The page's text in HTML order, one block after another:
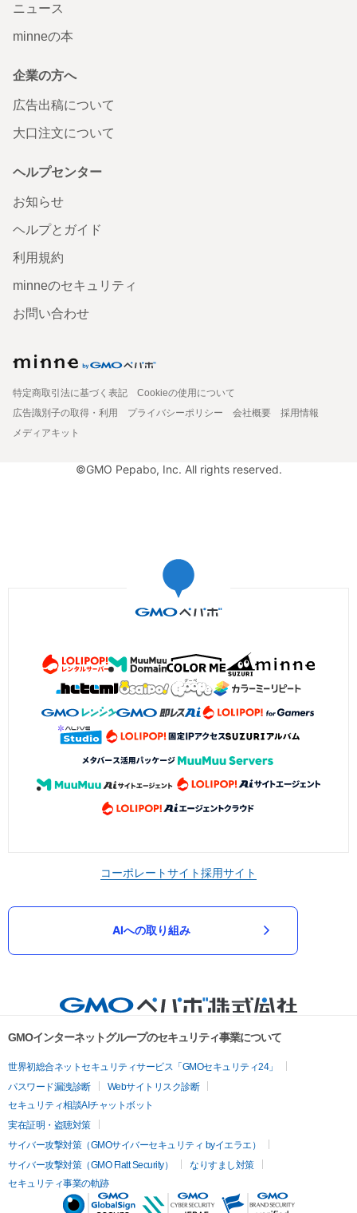
ニュース
minneの本
企業の方へ
広告出稿について
大口注文について
ヘルプセンター
お知らせ
ヘルプとガイド
利用規約
minneのセキュリティ
お問い合わせ
特定商取引法に基づく表記
Cookieの使用について
広告識別子の取得・利用
プライバシーポリシー 会社概要
採用情報
メディアキット
©GMO Pepabo, Inc. All rights reserved.
コーポレートサイト採用サイト
AIへの取り組み
GMOインターネットグループのセキュリティ事業について
世界初総合ネットセキュリティサービス「GMOセキュリティ24」
パスワード漏洩診断
Webサイトリスク診断
セキュリティ相談AIチャットボット
実在証明・盗聴対策
サイバー攻撃対策（GMOサイバーセキュリティ byイエラエ）
サイバー攻撃対策（GMO Flatt Security）
なりすまし対策
セキュリティ事業の軌跡